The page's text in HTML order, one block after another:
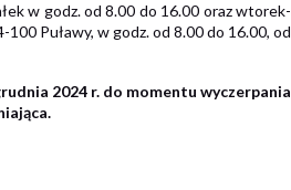
w godz. od 8.00 do 16.00 oraz wtorek-
Puławy, w godz. od 8.00 do 16.00, od
2024 r. do momentu wyczerpania